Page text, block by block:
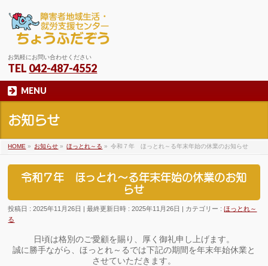
お気軽にお問い合わせください
TEL 042-487-4552
MENU
お知らせ
HOME » お知らせ » ほっとれ～る » 令和７年 ほっとれ～る年末年始の休業のお知らせ
令和７年 ほっとれ～る年末年始の休業のお知
らせ
投稿日 : 2025年11月26日 最終更新日時 : 2025年11月26日 カテゴリー :ほっとれ～
る
日頃は格別のご愛顧を賜り、厚く御礼申し上げます。
誠に勝手ながら、ほっとれ～るでは下記の期間を年末年始休業と
させていただきます。